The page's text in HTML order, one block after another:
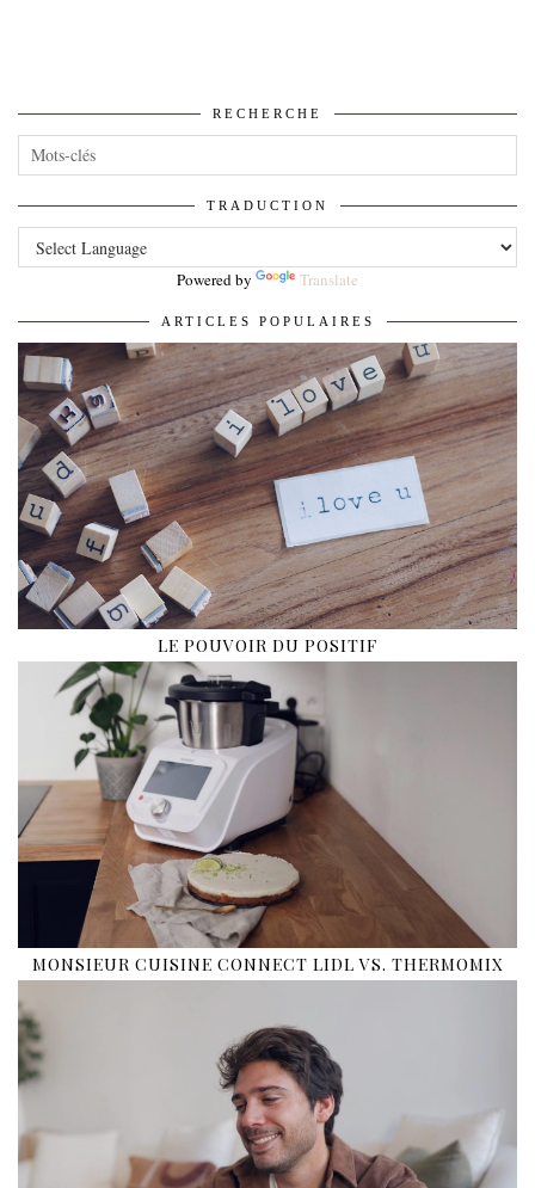
RECHERCHE
TRADUCTION
Powered by Translate
ARTICLES POPULAIRES
LE POUVOIR DU POSITIF
MONSIEUR CUISINE CONNECT LIDL VS. THERMOMIX